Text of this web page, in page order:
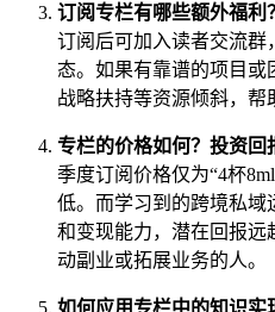
订阅专栏有哪些额外福利？
订阅后可加入读者交流群
态。如果有靠谱的项目或
战略扶持等资源倾斜，帮
专栏的价格如何？投资回
季度订阅价格仅为“4杯
低。而学习到的跨境私域
和变现能力，潜在回报远
动副业或拓展业务的人。
如何应用专栏中的知识实